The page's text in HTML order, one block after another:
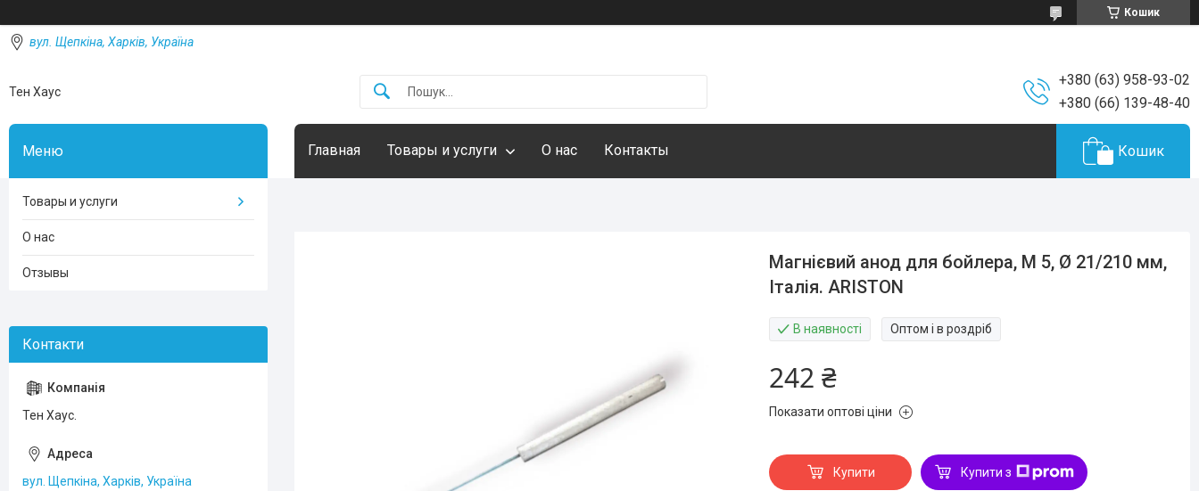
Кошик
вул. Щепкіна, Харків, Україна
Тен Хаус
+380 (63) 958-93-02
+380 (66) 139-48-40
Главная Товары и услуги О нас Контакты Кошик
Магнієвий анод для бойлера, М 5, Ø 21/210 мм,
Італія. ARISTON
В наявності Оптом і в роздріб
242 ₴
Показати оптові ціни
Купити Купити з
Товары и услуги
О нас
Отзывы
Тен Хаус.
вул. Щепкіна, Харків, Україна